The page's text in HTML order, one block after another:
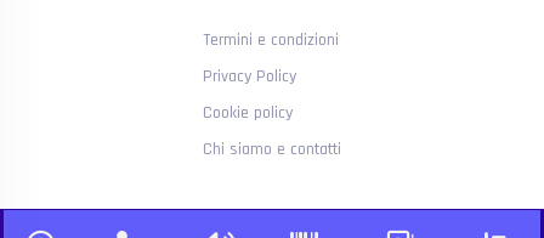
Termini e condizioni
Privacy Policy
Cookie policy
Chi siamo e contatti